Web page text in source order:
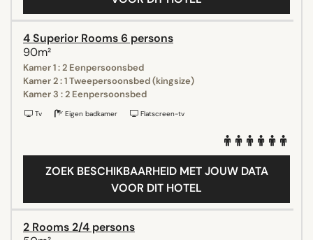
4 Superior Rooms 6 persons
90m²
Kamer 1 : 2 Eenpersoonsbed
Kamer 2 : 1 Tweepersoonsbed (kingsize)
Kamer 3 : 2 Eenpersoonsbed
Tv Eigen badkamer Flatscreen-tv
ZOEK BESCHIKBAARHEID MET JOUW DATA
VOOR DIT HOTEL
2 Rooms 2/4 persons